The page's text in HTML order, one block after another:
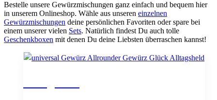
Bestelle unsere Gewürzmischungen ganz einfach und bequem hier
in unserem Onlineshop. Wähle aus unseren einzelnen
Gewürzmischungen deine persönlichen Favoriten oder spare bei
einem unserer vielen Sets. Natürlich findest Du auch tolle
Geschenkboxen mit denen Du deine Liebsten überraschen kannst!